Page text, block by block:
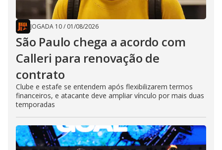
JOGADA 10/ 01/08/2026
São Paulo chega a acordo com
Calleri para renovação de
contrato
Clube e estafe se entendem após flexibilizarem termos
financeiros, e atacante deve ampliar vínculo por mais duas
temporadas